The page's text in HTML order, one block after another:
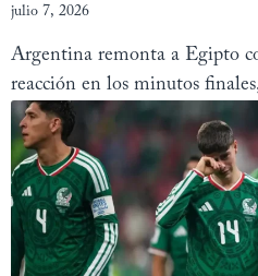
julio 7, 2026
Argentina remonta a Egipto
reacción en los minutos
cuartos de final del Mundial